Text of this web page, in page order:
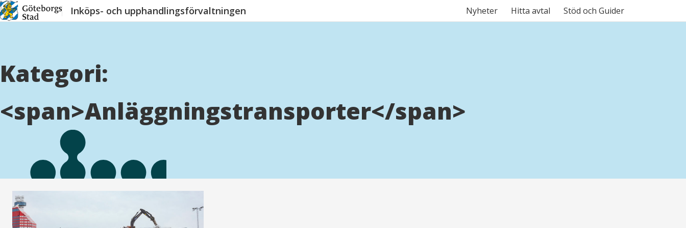
Hoppa
till
Inköps- och upphandlingsförvaltningen Nyheter Hitta avtal Stöd och Guider
Kategori:
<span>Anläggningstransporter</span>